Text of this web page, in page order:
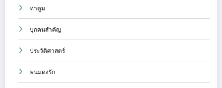
ท่าตูม
บุกคนสำคัญ
ประวัติศาสตร์
พนมดงรัก